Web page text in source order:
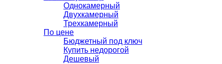
Однокамерный
Двухкамерный
Трехкамерный
По цене
Бюджетный под ключ
Купить недорогой
Дешевый